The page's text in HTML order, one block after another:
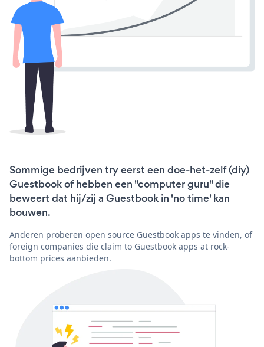
Sommige bedrijven try eerst een doe-het-zelf (diy)
Guestbook of hebben een "computer guru" die
beweert dat hij/zij a Guestbook in 'no time' kan
bouwen.
Anderen proberen open source Guestbook apps te vinden, of
foreign companies die claim to Guestbook apps at rock-
bottom prices aanbieden.